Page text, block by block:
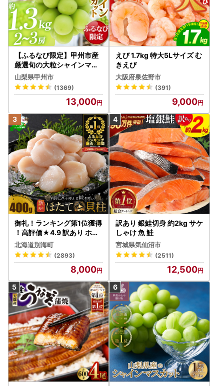
【ふるなび限定】甲州市産
厳選旬の大粒シャインマス
カット 約1.3kg 2～3房【2
026年発送】（MG）B12-
472 FN-Limited-VO シャ
インマスカット フルーツ
山梨県甲州市
(1369)
13,000
えび 1.7kg 特大5Lサイズ む
きえび
大阪府泉佐野市
(391)
9,000
御礼！ランキング第1位獲得
！高評価★4.9 訳あり ホタ
テ 400g（ほたて 帆立 貝柱
冷凍 ）
北海道別海町
(2893)
8,000
訳あり 銀鮭切身 約2kg サケ
しゃけ 魚 鮭
宮城県気仙沼市
(2511)
12,500